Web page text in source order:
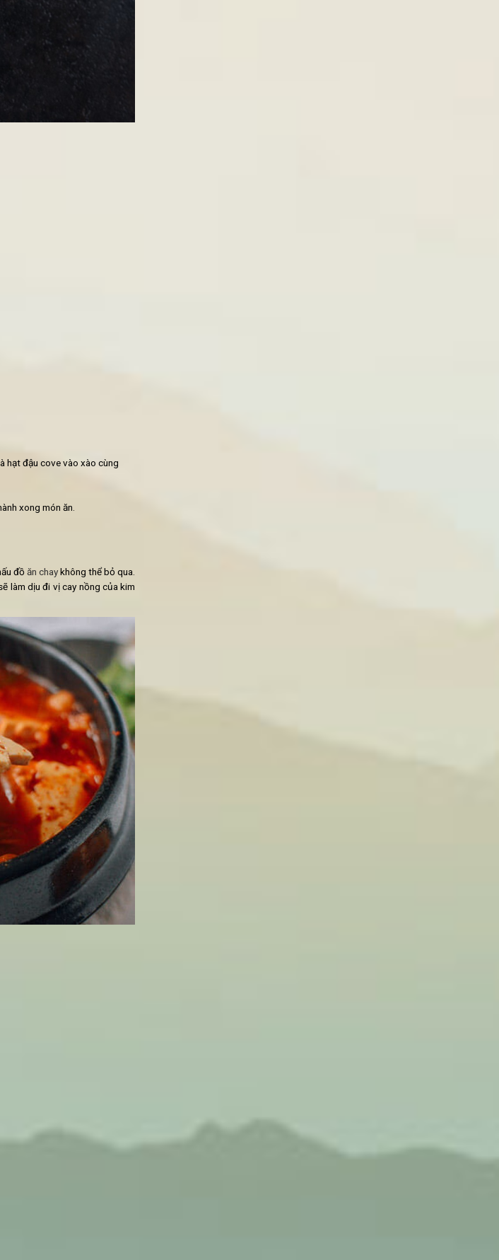
vào.
chín mềm.
dấm, nấm và hạt đậu cove vào xào cùng
bạn đã hoàn thành xong món ăn.
một công thức nấu đồăn chay
rong biển sẽ làm dịu đi vị cay nồng của kim